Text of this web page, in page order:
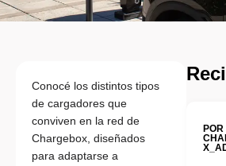
Conocé los distintos tipos
de cargadores que
conviven en la red de
Chargebox, diseñados
para adaptarse a
POR